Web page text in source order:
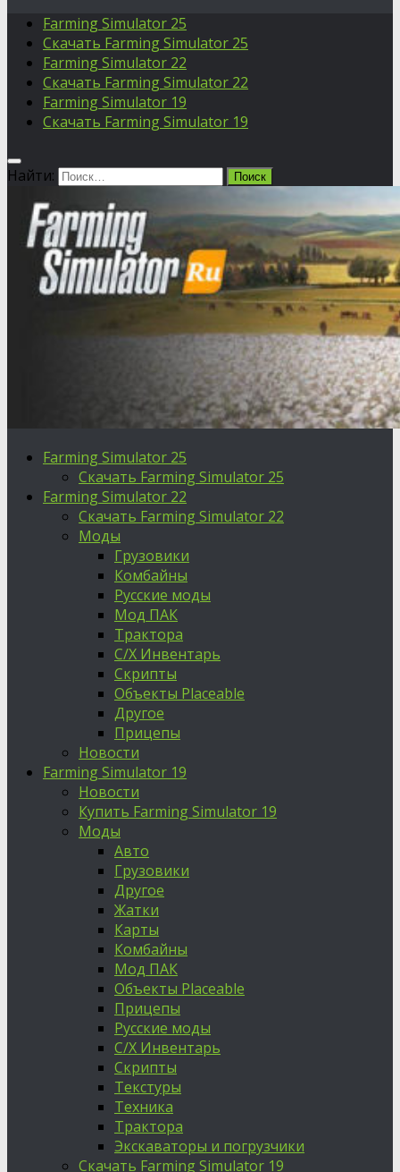
Farming Simulator 25
Скачать Farming Simulator 25
Farming Simulator 22
Скачать Farming Simulator 22
Farming Simulator 19
Скачать Farming Simulator 19
Найти:
Farming Simulator 25
Скачать Farming Simulator 25
Farming Simulator 22
Скачать Farming Simulator 22
Моды
Грузовики
Комбайны
Русские моды
Мод ПАК
Трактора
С/Х Инвентарь
Скрипты
Объекты Placeable
Другое
Прицепы
Новости
Farming Simulator 19
Новости
Купить Farming Simulator 19
Моды
Авто
Грузовики
Другое
Жатки
Карты
Комбайны
Мод ПАК
Объекты Placeable
Прицепы
Русские моды
С/Х Инвентарь
Скрипты
Текстуры
Техника
Трактора
Экскаваторы и погрузчики
Скачать Farming Simulator 19